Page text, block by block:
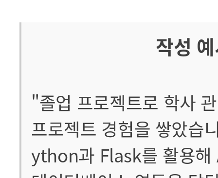
작성
"졸업 프로젝트로 학사
프로젝트 경험을 쌓았습
ython과 Flask를 활용해